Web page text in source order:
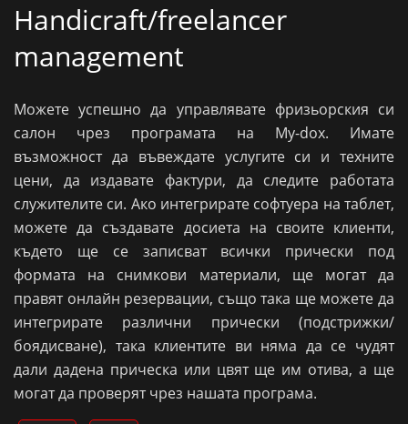
Handicraft/freelancer
management
Можете успешно да управлявате фризьорския си
салон чрез програмата на My-dox. Имате
възможност да въвеждате услугите си и техните
цени, да издавате фактури, да следите работата
служителите си. Ако интегрирате софтуера на таблет,
можете да създавате досиета на своите клиенти,
където ще се записват всички прически под
формата на снимкови материали, ще могат да
правят онлайн резервации, също така ще можете да
интегрирате различни прически (подстрижки/
боядисване), така клиентите ви няма да се чудят
дали дадена прическа или цвят ще им отива, а ще
могат да проверят чрез нашата програма.